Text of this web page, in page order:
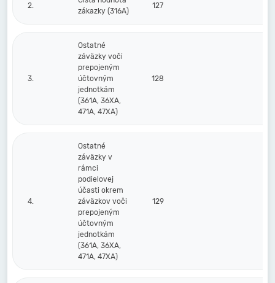
2.
zákazky (316A)
127
3.
Ostatné
záväzky voči
prepojeným
účtovným
jednotkám
(361A, 36XA,
471A, 47XA)
128
4.
Ostatné
záväzky v
rámci
podielovej
účasti okrem
záväzkov voči
prepojeným
účtovným
jednotkám
(361A, 36XA,
471A, 47XA)
129